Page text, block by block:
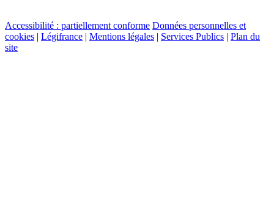
Accessibilité : partiellement conforme Données personnelles et
cookies | Légifrance | Mentions légales | Services Publics | Plan du
site